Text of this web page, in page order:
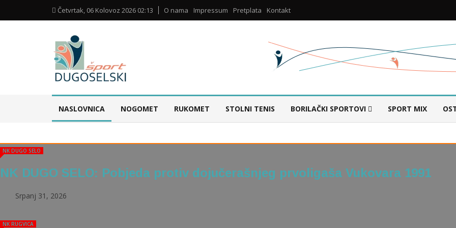
Četvrtak, 06 Kolovoz 2026 02:13 O nama Impressum Pretplata Kontakt
NASLOVNICA NOGOMET RUKOMET STOLNI TENIS BORILAČKI SPORTOVI SPORT MIX
NK DUGO SELO
NK DUGO SELO: Pobjeda protiv dojučerašnjeg prvoligaša Vukovara 1991
Srpanj 31, 2026
NK RUGVICA